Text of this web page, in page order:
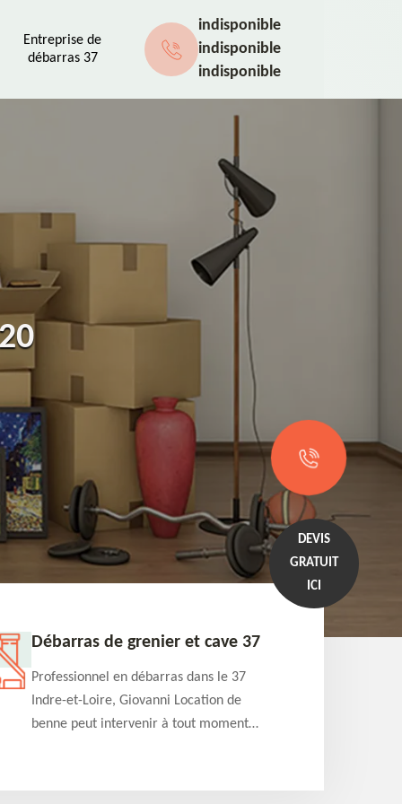
Entreprise de
débarras 37
indisponible
indisponible
indisponible
DEVIS
GRATUIT
ICI
Débarras de grenier et cave 37
Professionnel en débarras dans le 37
Indre-et-Loire, Giovanni Location de
benne peut intervenir à tout moment
détaillé offert